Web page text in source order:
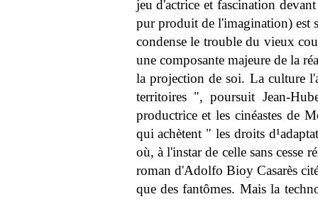
jeu d'actrice et fascination
pur produit de l'imagination) est
condense le trouble du vieux
une composante majeure de la
la projection de soi. La culture
territoires ", poursuit Jean-
productrice et les cinéastes de
qui achètent " les droits
où, à l'instar de celle sans cesse
roman d'Adolfo Bioy Casarès
que des fantômes. Mais la